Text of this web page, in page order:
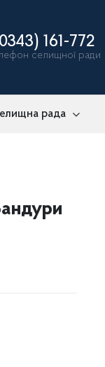
161-772
селищної ради
рада